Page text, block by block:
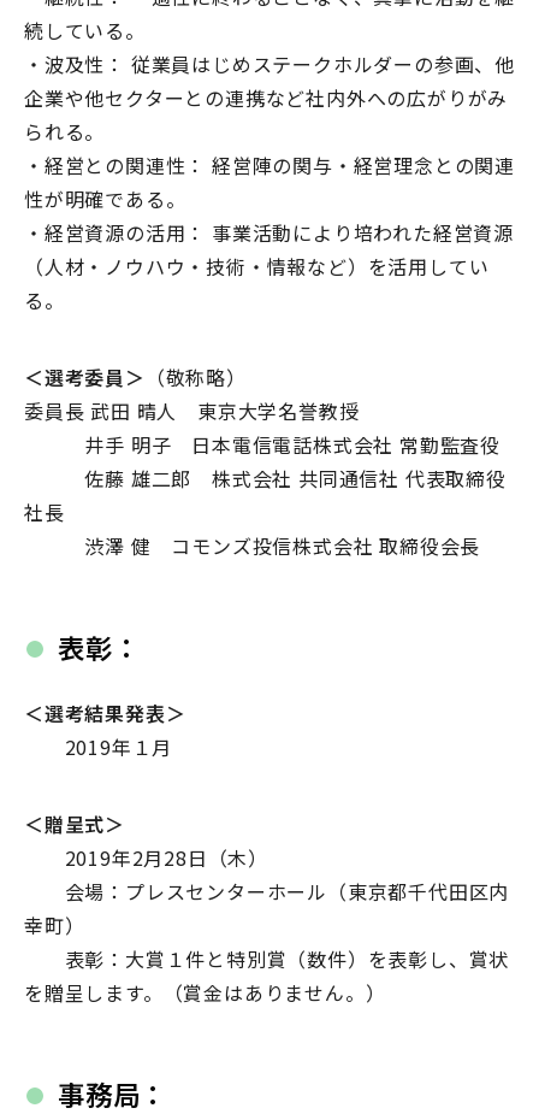
続している。
・波及性： 従業員はじめステークホルダーの参画、他
企業や他セクターとの連携など社内外への広がりがみ
られる。
・経営との関連性： 経営陣の関与・経営理念との関連
性が明確である。
・経営資源の活用： 事業活動により培われた経営資源
（人材・ノウハウ・技術・情報など）を活用してい
る。
＜選考委員＞ （敬称略）
委員長 武田 晴人 東京大学名誉教授
井手 明子 日本電信電話株式会社 常勤監査役
佐藤 雄二郎 株式会社 共同通信社 代表取締役
社長
渋澤 健 コモンズ投信株式会社 取締役会長
表彰：
＜選考結果発表＞
2019年１月
＜贈呈式＞
2019年2月28日（木）
会場：プレスセンターホール（東京都千代田区内
幸町）
表彰：大賞１件と特別賞（数件）を表彰し、賞状
を贈呈します。（賞金はありません。）
事務局：